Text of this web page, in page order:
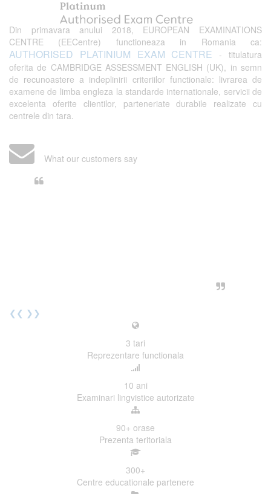
Din primavara anului 2018, EUROPEAN EXAMINATIONS
CENTRE (EECentre) functioneaza in Romania ca:
AUTHORISED PLATINIUM EXAM CENTRE - titulatura
oferita de CAMBRIDGE ASSESSMENT ENGLISH (UK), in semn
de recunoastere a indeplinirii criteriilor functionale: livrarea de
examene de limba engleza la standarde internationale, servicii de
excelenta oferite clientilor, parteneriate durabile realizate cu
centrele din tara.
What our customers say
❮❮ ❯❯
3 tari
Reprezentare functionala
10 ani
Examinari lingvistice autorizate
90+ orase
Prezenta teritoriala
300+
Centre educationale partenere